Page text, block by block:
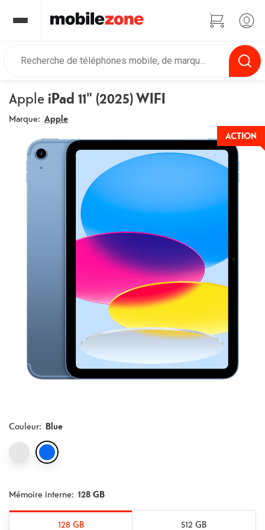
Apple iPad 11" (2025) WIFI
Marque: Apple
ACTION
Couleur: Blue
Mémoire interne: 128 GB
128 GB 512 GB